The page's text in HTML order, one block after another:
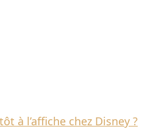
à l’affiche chez Disney ?